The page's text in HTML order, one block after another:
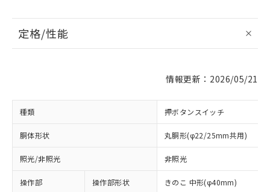
定格/性能
情報更新：2026/05/21
種類 押ボタンスイッチ
胴体形状 丸胴形(φ22/25mm共用)
照光/非照光 非照光
操作部 操作部形状 きのこ 中形(φ40mm)